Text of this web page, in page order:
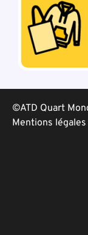
©ATD Quart
Mentions légales